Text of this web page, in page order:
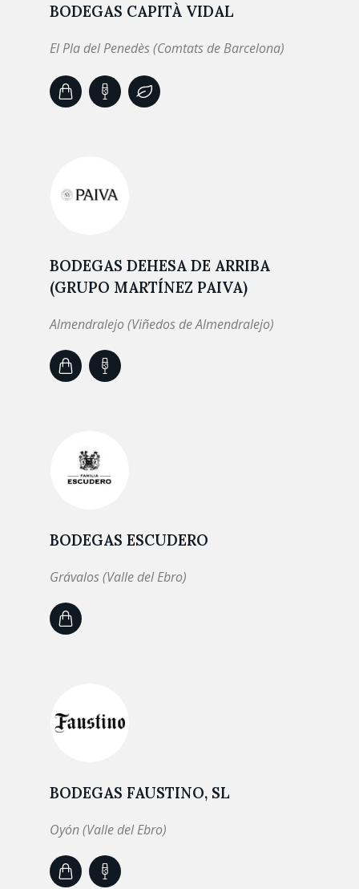
BODEGAS CAPITÀ VIDAL
El Pla del Penedès (Comtats de Barcelona)
BODEGAS DEHESA DE ARRIBA
(GRUPO MARTÍNEZ PAIVA)
Almendralejo (Viñedos de Almendralejo)
BODEGAS ESCUDERO
Grávalos (Valle del Ebro)
BODEGAS FAUSTINO, SL
Oyón (Valle del Ebro)